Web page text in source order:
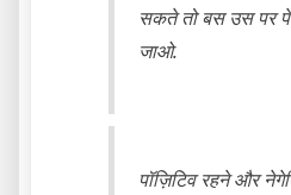
सकते तो बस उस पर
जाओ.
पॉज़िटिव रहने और